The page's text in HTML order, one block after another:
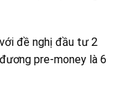
đề nghị đầu tư 2
pre-money là 6